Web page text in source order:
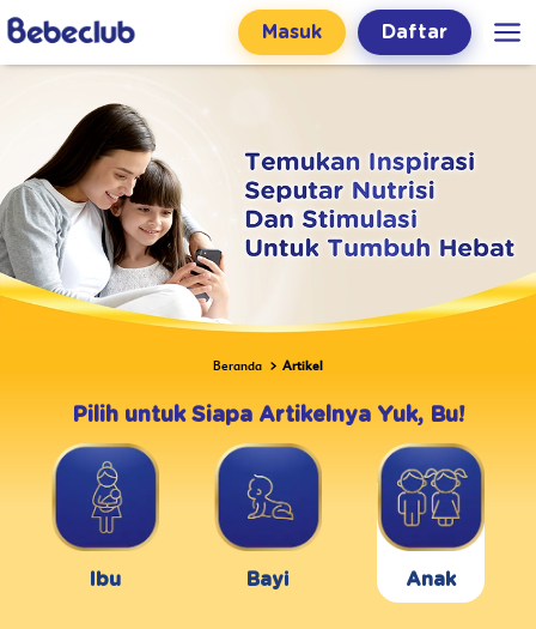
Masuk Daftar
Beranda Artikel
Pilih untuk Siapa Artikelnya Yuk, Bu!
Ibu Bayi Anak